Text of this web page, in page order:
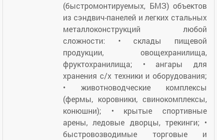
(быстромонтируемых, БМЗ) объектов
из сэндвич-панелей и легких стальных
металлоконструкций любой
сложности: • склады пищевой
продукции, овощехранилища,
фруктохранилища; • ангары для
хранения с/х техники и оборудования;
• животноводческие комплексы
(фермы, коровники, свинокомплексы,
конюшни); • крытые спортивные
арены, ледовые дворцы, трекинги; •
быстровозводимые торговые и